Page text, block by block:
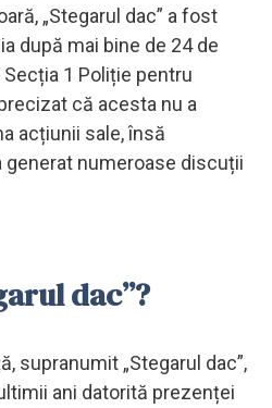
„Stegarul dac” a fost
după mai bine de 24 de
1 Poliție pentru
că acesta nu a
acțiunii sale, însă
numeroase discuții
dac”?
supranumit „Stegarul dac”,
ani datorită prezenței